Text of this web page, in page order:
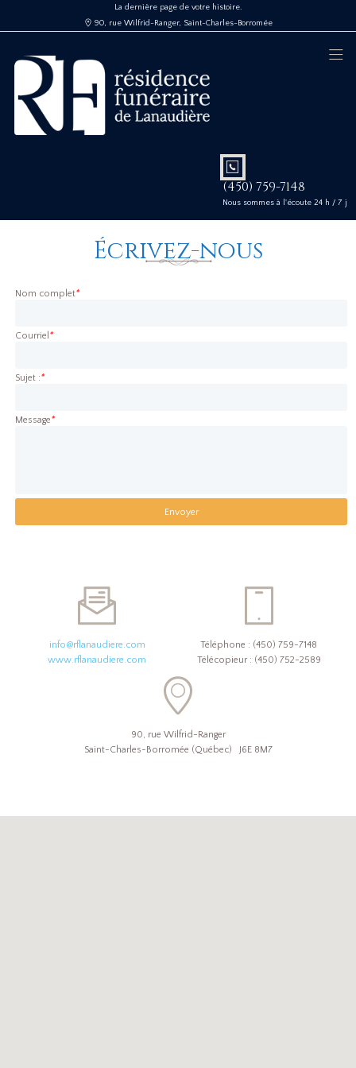
La dernière page de votre histoire.
90, rue Wilfrid-Ranger, Saint-Charles-Borromée
(450) 759-7148
Nous sommes à l'écoute 24 h / 7 j
Écrivez-nous
Nom complet*
Courriel *
Sujet :*
Message*
info@rflanaudiere.com
www.rflanaudiere.com
Téléphone : (450) 759-7148
Télécopieur : (450) 752-2589
90, rue Wilfrid-Ranger
Saint-Charles-Borromée (Québec) J6E 8M7